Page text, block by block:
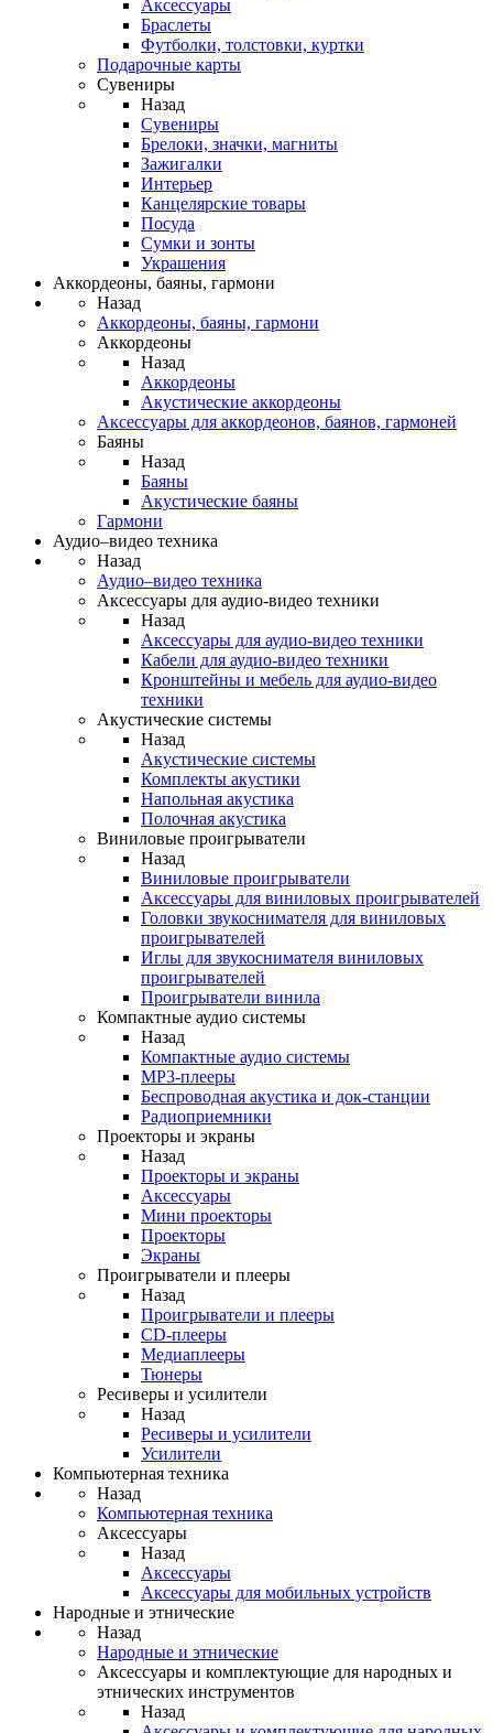
Аксессуары
Браслеты
Футболки, толстовки, куртки
Подарочные карты
Сувениры
Назад
Сувениры
Брелоки, значки, магниты
Зажигалки
Интерьер
Канцелярские товары
Посуда
Сумки и зонты
Украшения
Аккордеоны, баяны, гармони
Назад
Аккордеоны, баяны, гармони
Аккордеоны
Назад
Аккордеоны
Акустические аккордеоны
Аксессуары для аккордеонов, баянов, гармоней
Баяны
Назад
Баяны
Акустические баяны
Гармони
Аудио–видео техника
Назад
Аудио–видео техника
Аксессуары для аудио-видео техники
Назад
Аксессуары для аудио-видео техники
Кабели для аудио-видео техники
Кронштейны и мебель для аудио-видео
техники
Акустические системы
Назад
Акустические системы
Комплекты акустики
Напольная акустика
Полочная акустика
Виниловые проигрыватели
Назад
Виниловые проигрыватели
Аксессуары для виниловых проигрывателей
Головки звукоснимателя для виниловых
проигрывателей
Иглы для звукоснимателя виниловых
проигрывателей
Проигрыватели винила
Компактные аудио системы
Назад
Компактные аудио системы
MP3-плееры
Беспроводная акустика и док-станции
Радиоприемники
Проекторы и экраны
Назад
Проекторы и экраны
Аксессуары
Мини проекторы
Проекторы
Экраны
Проигрыватели и плееры
Назад
Проигрыватели и плееры
CD-плееры
Медиаплееры
Тюнеры
Ресиверы и усилители
Назад
Ресиверы и усилители
Усилители
Компьютерная техника
Назад
Компьютерная техника
Аксессуары
Назад
Аксессуары
Аксессуары для мобильных устройств
Народные и этнические
Назад
Народные и этнические
Аксессуары и комплектующие для народных и
этнических инструментов
Назад